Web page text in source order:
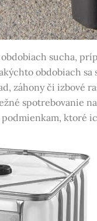
sucha,
obdobiach
záhony či izbové
spotrebovanie
ktoré